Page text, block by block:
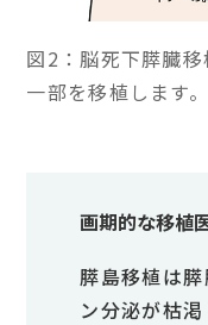
図2：脳死下膵臓
一部を移植します
画期的な移植
膵島移植は
ン分泌が枯